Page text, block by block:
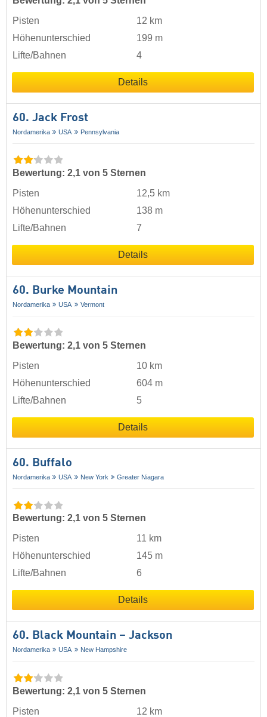
Pisten
12 km
Höhenunterschied
199 m
Lifte/Bahnen
4
Details
60. Jack Frost
Nordamerika USA Pennsylvania
Bewertung: 2,1 von 5 Sternen
Pisten
12,5 km
Höhenunterschied
138 m
Lifte/Bahnen
7
Details
60. Burke Mountain
Nordamerika USA Vermont
Bewertung: 2,1 von 5 Sternen
Pisten
10 km
Höhenunterschied
604 m
Lifte/Bahnen
5
Details
60. Buffalo
Nordamerika USA New York Greater Niagara
Bewertung: 2,1 von 5 Sternen
Pisten
11 km
Höhenunterschied
145 m
Lifte/Bahnen
6
Details
60. Black Mountain – Jackson
Nordamerika USA New Hampshire
Bewertung: 2,1 von 5 Sternen
Pisten
12 km